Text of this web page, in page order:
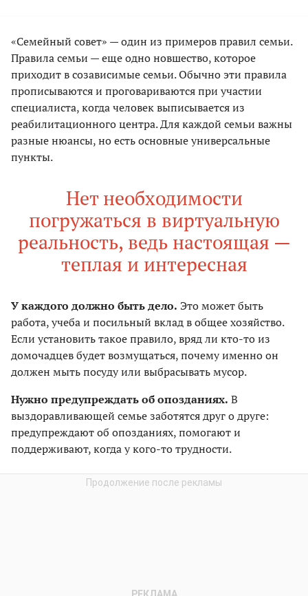
«Семейный совет» — один из примеров правил семьи.
Правила семьи — еще одно новшество, которое
приходит в созависимые семьи. Обычно эти правила
прописываются и проговариваются при участии
специалиста, когда человек выписывается из
реабилитационного центра. Для каждой семьи важны
разные нюансы, но есть основные универсальные
пункты.
Нет необходимости
погружаться в виртуальную
реальность, ведь настоящая —
теплая и интересная
У каждого должно быть дело. Это может быть
работа, учеба и посильный вклад в общее хозяйство.
Если установить такое правило, вряд ли кто-то из
домочадцев будет возмущаться, почему именно он
должен мыть посуду или выбрасывать мусор.
Нужно предупреждать об опозданиях. В
выздоравливающей семье заботятся друг о друге:
предупреждают об опозданиях, помогают и
поддерживают, когда у кого-то трудности.